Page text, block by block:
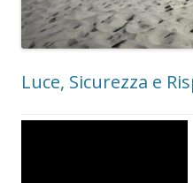
Luce, Sicurezza e